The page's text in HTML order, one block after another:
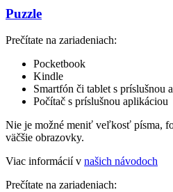
Puzzle
Prečítate na zariadeniach:
Pocketbook
Kindle
Smartfón či tablet s príslušnou
Počítač s príslušnou aplikáciou
Nie je možné meniť veľkosť písma,
väčšie obrazovky.
Viac informácií v našich návodoch
Prečítate na zariadeniach: